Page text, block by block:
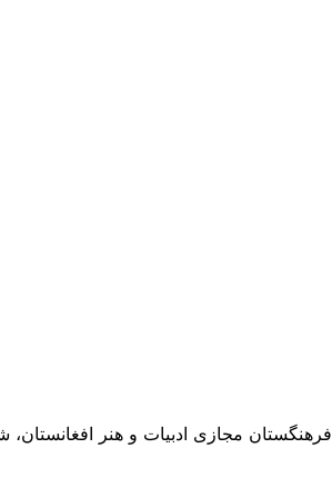
فرهنگستان مجازی ادبیات و هنر افغانستان،